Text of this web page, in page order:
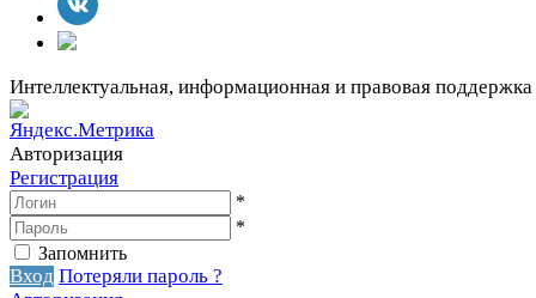
Интеллектуальная, информационная и правовая поддержка
Авторизация
Регистрация
*
*
Запомнить
Вход Потеряли пароль ?